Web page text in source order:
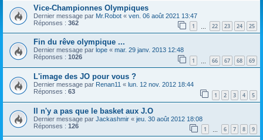
Vice-Championnes Olympiques
Dernier message par Mr.Robot « ven. 06 août 2021 13:47
Réponses : 362 1 22 23 24 25
Fin du rêve olympique ...
Dernier message par lope « mar. 29 janv. 2013 12:48
Réponses : 1026 1 66 67 68 69
L'image des JO pour vous ?
Dernier message par Renan11 « lun. 12 nov. 2012 18:44
Réponses : 63 1 2 3 4 5
Il n'y a pas que le basket aux J.O
Dernier message par Jackashmir « jeu. 30 août 2012 18:08
Réponses : 126 1 6 7 8 9